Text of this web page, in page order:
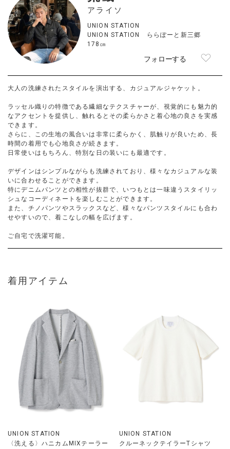
アライソ
UNION STATION
UNION STATION ららぽーと新三郷
178㎝
フォローする
大人の洗練されたスタイルを演出する、カジュアルジャケット。
ラッセル織りの特徴である繊細なテクスチャーが、視覚的にも魅力的
なアクセントを提供し、触れるとその柔らかさと着心地の良さを実感
できます。
さらに、この生地の風合いは非常に柔らかく、肌触りが良いため、長
時間の着用でも心地良さが続きます。
日常使いはもちろん、特別な日の装いにも最適です。
デザインはシンプルながらも洗練されており、様々なカジュアルな装
いに合わせることができます。
特にデニムパンツとの相性が抜群で、いつもとは一味違うスタイリッ
シュなコーディネートを楽しむことができます。
また、チノパンツやスラックスなど、様々なパンツスタイルにも合わ
せやすいので、着こなしの幅を広げます。
ご自宅で洗濯可能。
着用アイテム
UNION STATION
〈洗える〉ハニカムMIXテーラー
UNION STATION
クルーネックテイラーTシャツ